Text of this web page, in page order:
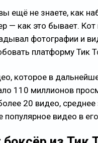
ещё не знаете, как
— как это бывает.
фотографии и
платформу Тик
которое в
110 миллионов
20 видео,
популярное видео в